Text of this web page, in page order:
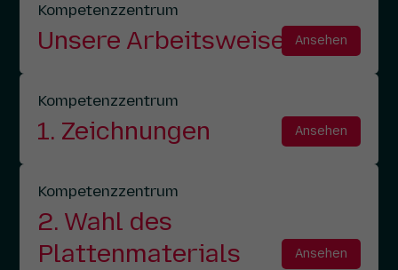
Kompetenzzentrum
Unsere Arbeitsweise Ansehen
Kompetenzzentrum
1. Zeichnungen Ansehen
Kompetenzzentrum
2. Wahl des
Plattenmaterials
Ansehen